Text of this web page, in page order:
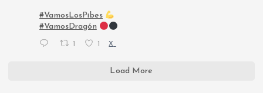
#VamosLosPibes
#VamosDragón
X
Load More